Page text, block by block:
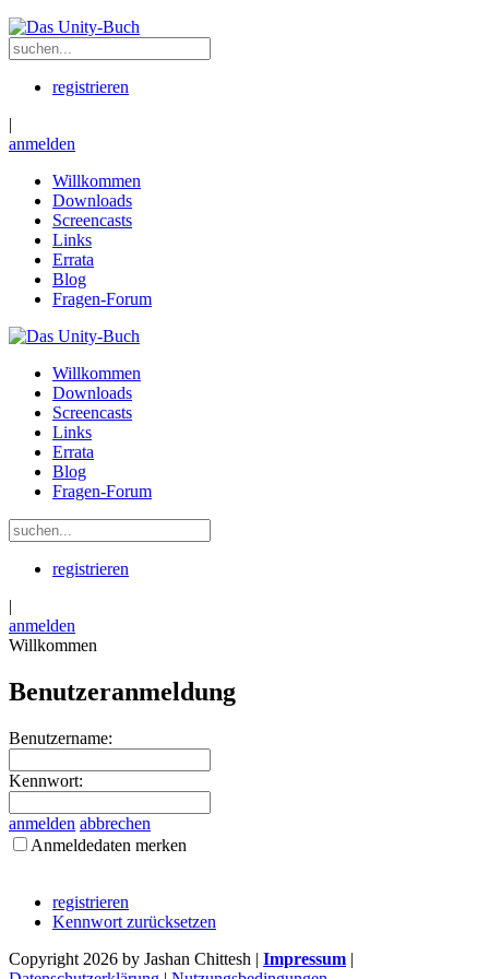
registrieren
|
anmelden
Willkommen
Downloads
Screencasts
Links
Errata
Blog
Fragen-Forum
Willkommen
Downloads
Screencasts
Links
Errata
Blog
Fragen-Forum
registrieren
|
anmelden
Willkommen
Benutzeranmeldung
Benutzername:
Kennwort:
anmelden abbrechen
Anmeldedaten merken
registrieren
Kennwort zurücksetzen
Copyright 2026 by Jashan Chittesh | Impressum |